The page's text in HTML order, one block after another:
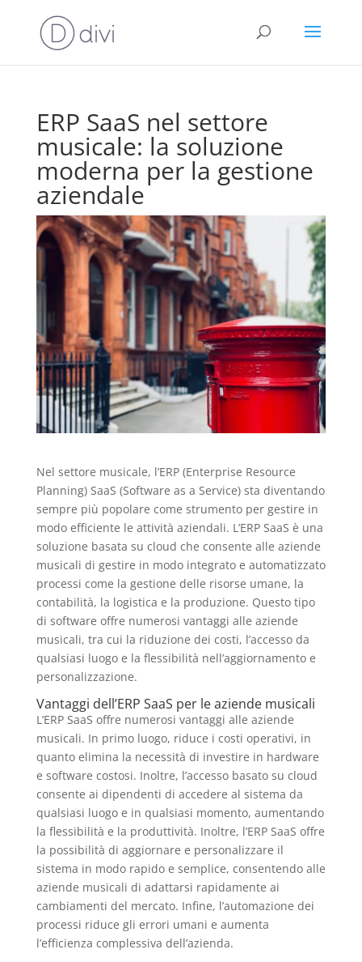
ERP SaaS nel settore
musicale: la soluzione
moderna per la gestione
aziendale
Nel settore musicale, l’ERP (Enterprise Resource
Planning) SaaS (Software as a Service) sta diventando
sempre più popolare come strumento per gestire in
modo efficiente le attività aziendali. L’ERP SaaS è una
soluzione basata su cloud che consente alle aziende
musicali di gestire in modo integrato e automatizzato
processi come la gestione delle risorse umane, la
contabilità, la logistica e la produzione. Questo tipo
di software offre numerosi vantaggi alle aziende
musicali, tra cui la riduzione dei costi, l’accesso da
qualsiasi luogo e la flessibilità nell’aggiornamento e
personalizzazione.
Vantaggi dell’ERP SaaS per le aziende musicali
L’ERP SaaS offre numerosi vantaggi alle aziende
musicali. In primo luogo, riduce i costi operativi, in
quanto elimina la necessità di investire in hardware
e software costosi. Inoltre, l’accesso basato su cloud
consente ai dipendenti di accedere al sistema da
qualsiasi luogo e in qualsiasi momento, aumentando
la flessibilità e la produttività. Inoltre, l’ERP SaaS offre
la possibilità di aggiornare e personalizzare il
sistema in modo rapido e semplice, consentendo alle
aziende musicali di adattarsi rapidamente ai
cambiamenti del mercato. Infine, l’automazione dei
processi riduce gli errori umani e aumenta
l’efficienza complessiva dell’azienda.